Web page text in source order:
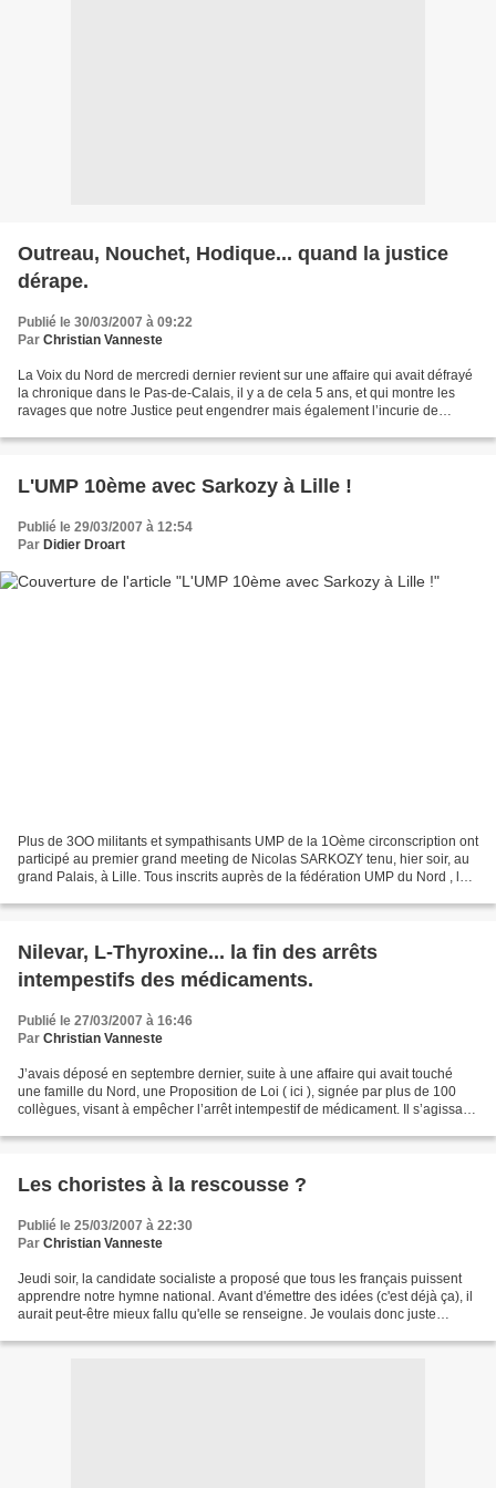
Outreau, Nouchet, Hodique... quand la justice
dérape.
Publié le 30/03/2007 à 09:22
Par Christian Vanneste
La Voix du Nord de mercredi dernier revient sur une affaire qui avait défrayé
la chronique dans le Pas-de-Calais, il y a de cela 5 ans, et qui montre les
ravages que notre Justice peut engendrer mais également l’incurie de
L'UMP 10ème avec Sarkozy à Lille !
Publié le 29/03/2007 à 12:54
Par Didier Droart
Plus de 3OO militants et sympathisants UMP de la 1Oème circonscription ont
participé au premier grand meeting de Nicolas SARKOZY tenu, hier soir, au
grand Palais, à Lille. Tous inscrits auprès de la fédération UMP du Nord , la
Nilevar, L-Thyroxine... la fin des arrêts
intempestifs des médicaments.
Publié le 27/03/2007 à 16:46
Par Christian Vanneste
J’avais déposé en septembre dernier, suite à une affaire qui avait touché
une famille du Nord, une Proposition de Loi ( ici ), signée par plus de 100
collègues, visant à empêcher l’arrêt intempestif de médicament. Il s’agissait
Les choristes à la rescousse ?
Publié le 25/03/2007 à 22:30
Par Christian Vanneste
Jeudi soir, la candidate socialiste a proposé que tous les français puissent
apprendre notre hymne national. Avant d'émettre des idées (c'est déjà ça), il
aurait peut-être mieux fallu qu'elle se renseigne. Je voulais donc juste